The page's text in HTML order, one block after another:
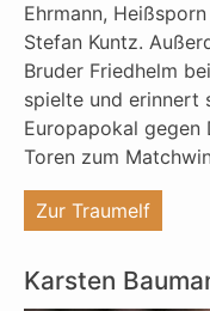
Ehrmann,
Stefan Kuntz.
Bruder Friedhelm
spielte und erinnert
Europapokal gegen
Toren zum
Zur Traumelf"%s"
Karsten